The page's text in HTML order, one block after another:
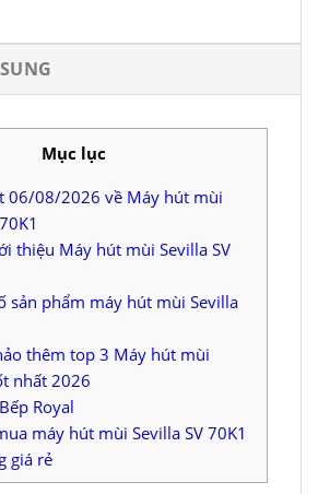
Mục lục
06/08/2026 về Máy hút mùi
thiệu Máy hút mùi Sevilla SV
sản phẩm máy hút mùi Sevilla
thêm top 3 Máy hút mùi
nhất 2026
Royal
máy hút mùi Sevilla SV 70K1
giá rẻ